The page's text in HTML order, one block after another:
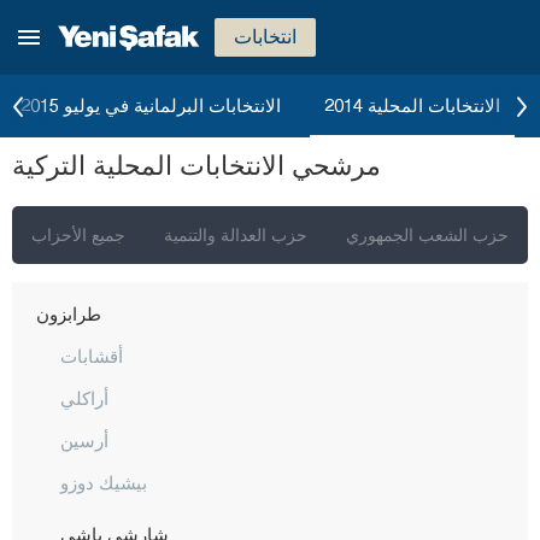
انتخابات
الانتخابات البرلمانية في يوليو 2015 الانتخابات المحلية 2014
مرشحي الانتخابات المحلية التركية
جميع الأحزاب حزب العدالة والتنمية حزب الشعب الجمهوري
سيرت
سينوب
شرناق
سيفاس
توكات
طرابزون
أقشابات
أراكلي
أرسين
بيشيك دوزو
شارشي باشي